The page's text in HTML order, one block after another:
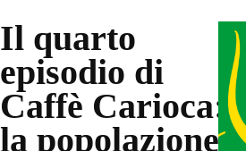
Il quarto
episodio di
Caffè Carioca:
la popolazione